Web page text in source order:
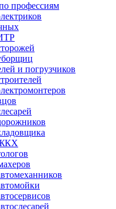
профессиям
и погрузчиков
ЖКХ